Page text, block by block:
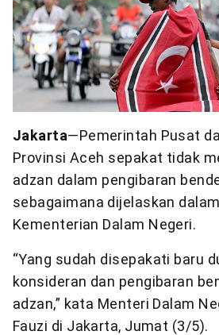
Jakarta—Pemerintah Pusat
Provinsi Aceh sepakat tidak
adzan dalam pengibaran
sebagaimana dijelaskan
Kementerian Dalam Negeri.
“Yang sudah disepakati baru
konsideran dan pengibaran
adzan,” kata Menteri Dalam
Fauzi di Jakarta, Jumat (3/5).